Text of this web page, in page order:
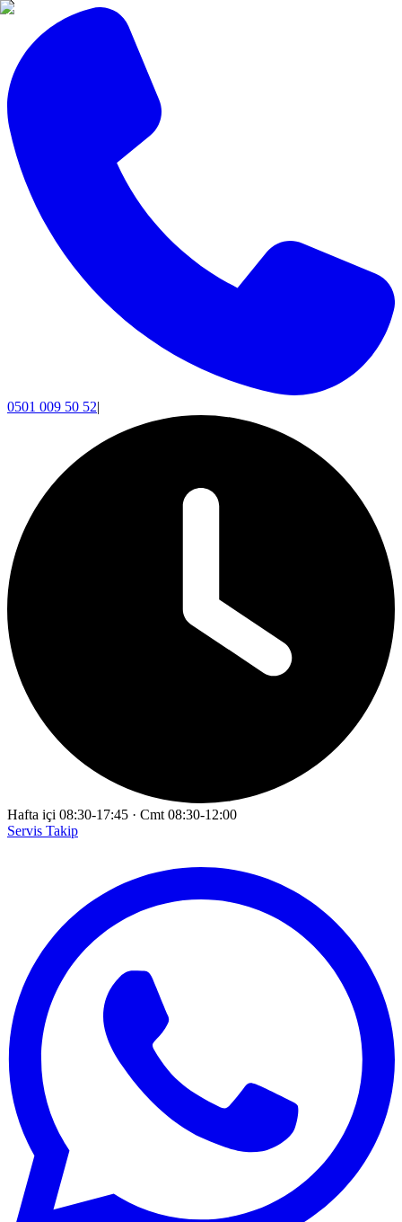
0501 009 50 52|
Hafta içi 08:30-17:45 · Cmt 08:30-12:00
Servis Takip